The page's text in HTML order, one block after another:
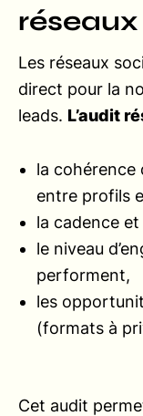
Les réseaux
direct pour la
leads. L’audit
la cohérence
entre profils
la cadence
le niveau
performent,
les
(formats à
Cet audit